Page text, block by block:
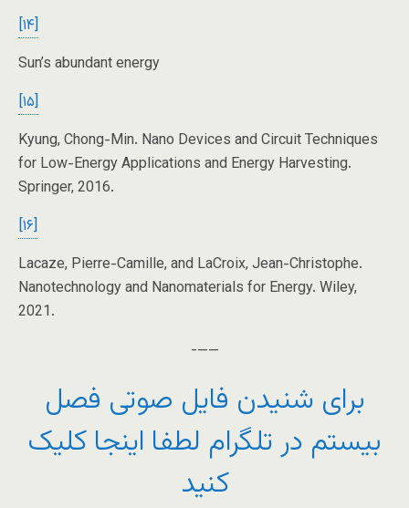
[۱۴]
Sun’s abundant energy
[۱۵]
Kyung, Chong-Min. Nano Devices and Circuit Techniques
for Low-Energy Applications and Energy Harvesting.
Springer, 2016.
[۱۶]
Lacaze, Pierre-Camille, and LaCroix, Jean-Christophe.
Nanotechnology and Nanomaterials for Energy. Wiley,
2021.
——-
برای شنیدن فایل صوتی فصل
بیستم در تلگرام لطفا اینجا کلیک
کنید